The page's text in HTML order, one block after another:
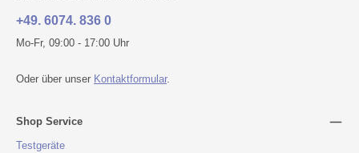
+49. 6074. 836 0
Mo-Fr, 09:00 - 17:00 Uhr
Oder über unser Kontaktformular.
Shop Service
Testgeräte